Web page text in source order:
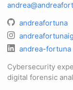
andreafortuna
andreafortunaig
andrea-fortuna
Cybersecurity
digital forensic